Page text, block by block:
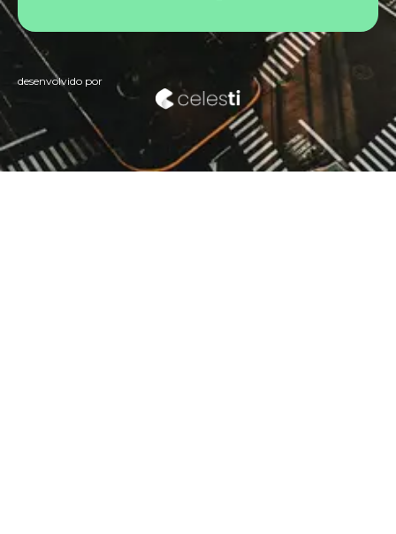
desenvolvido por